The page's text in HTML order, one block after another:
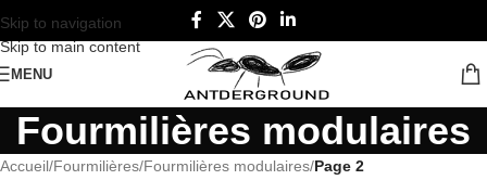
Skip to navigation
Skip to main content
MENU
Fourmilières modulaires
Accueil/Fourmilières/Fourmilières modulaires/Page 2